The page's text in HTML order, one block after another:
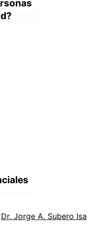
Dr. Jorge A. Subero Isa